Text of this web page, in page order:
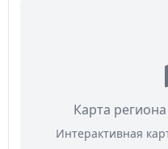
Карта
Интерактивная